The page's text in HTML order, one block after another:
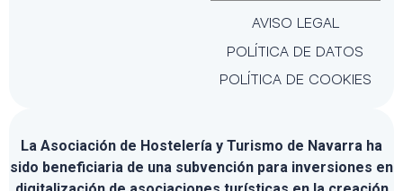
AVISO LEGAL
POLÍTICA DE DATOS
POLÍTICA DE COOKIES
La Asociación de Hostelería y Turismo de Navarra ha
sido beneficiaria de una subvención para inversiones en